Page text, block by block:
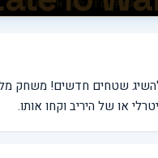
להשיג שטחים חדשים!
או של היריב וקחו אותו.